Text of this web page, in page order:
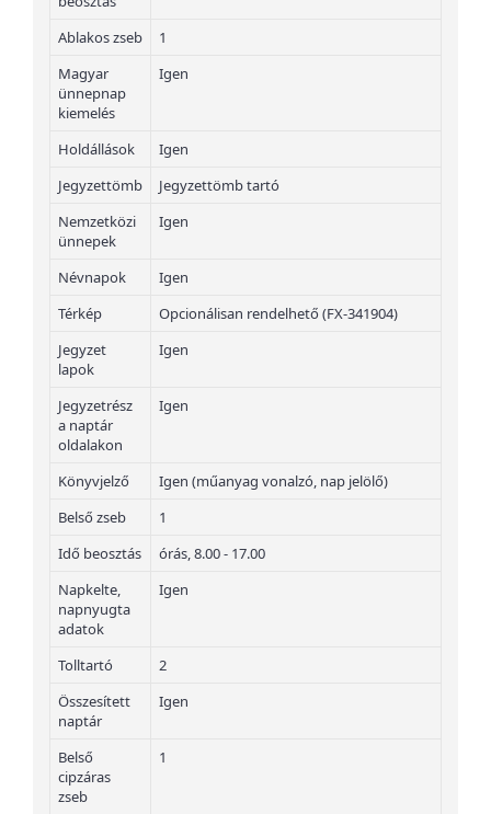
Ablakos zseb
1
Magyar
ünnepnap
kiemelés
Igen
Holdállások
Igen
Jegyzettömb
Jegyzettömb tartó
Nemzetközi
ünnepek
Igen
Névnapok
Igen
Térkép
Opcionálisan rendelhető (FX-341904)
Jegyzet
lapok
Igen
Jegyzetrész
a naptár
oldalakon
Igen
Könyvjelző
Igen (műanyag vonalzó, nap jelölő)
Belső zseb
1
Idő beosztás
órás, 8.00 - 17.00
Napkelte,
napnyugta
adatok
Igen
Tolltartó
2
Összesített
naptár
Igen
Belső
cipzáras
zseb
1